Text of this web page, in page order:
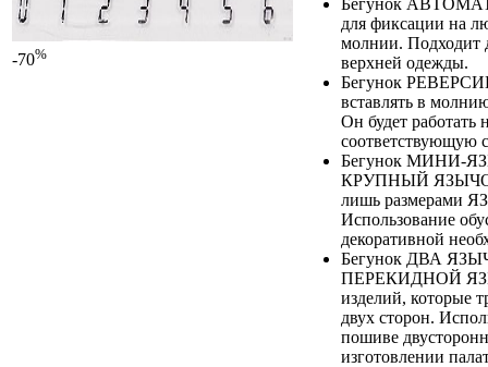
-70%
для фиксации на
молнии. Подходит
верхней одежды.
Бегунок
вставлять в
Он будет работать
соответствующую
Бегунок МИНИ-
КРУПНЫЙ
лишь размерами
Использование
декоративной
Бегунок ДВА
ПЕРЕКИДНОЙ
изделий, которые
двух сторон.
пошиве
изготовлении